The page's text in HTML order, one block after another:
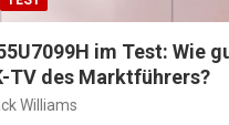
im Test: Wie
TV des Marktführers?
Williams